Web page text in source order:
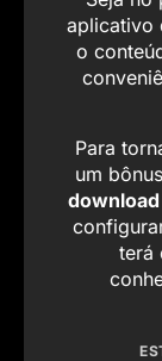
aplicativo
o
Para
um
download
terá